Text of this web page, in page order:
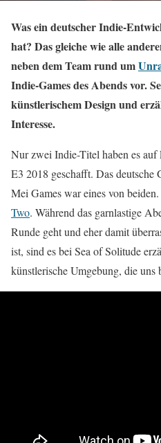
Was ein deutscher Indie-
hat? Das gleiche wie alle
neben dem Team rund um
Indie-Games des Abends vor.
künstlerischem Design und
Interesse.
Nur zwei Indie-Titel haben es
E3 2018 geschafft. Das deutsche
Mei Games war eines von
Two. Während das garnlastige
Runde geht und eher damit
ist, sind es bei Sea of Solitude
künstlerische Umgebung, die uns